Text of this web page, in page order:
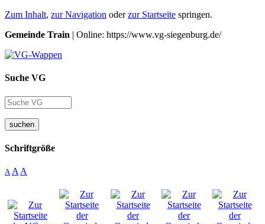
Zum Inhalt, zur Navigation oderzur Startseite springen.
Gemeinde Train | Online: https://www.vg-siegenburg.de/
Suche VG
suchen
Schriftgröße
A A A